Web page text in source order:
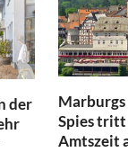
der
Marburgs
Spies
Amtszeit